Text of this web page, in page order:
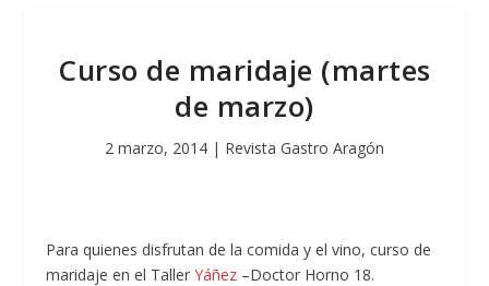
Curso de maridaje (martes
de marzo)
2 marzo, 2014 | Revista Gastro Aragón
Para quienes disfrutan de la comida y el vino, curso de
maridaje en el TallerYáñez –Doctor Horno 18.